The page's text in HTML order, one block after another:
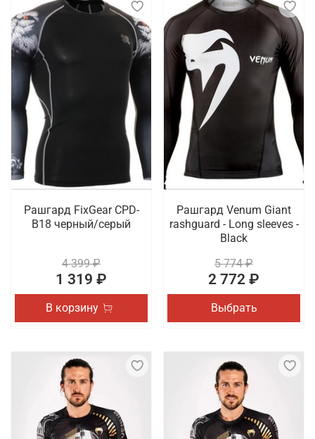
Рашгард FixGear CPD-
B18 черный/серый
4 399 ₽
1 319 ₽
В корзину
Рашгард Venum Giant
rashguard - Long sleeves -
Black
5 774 ₽
2 772 ₽
Выбрать